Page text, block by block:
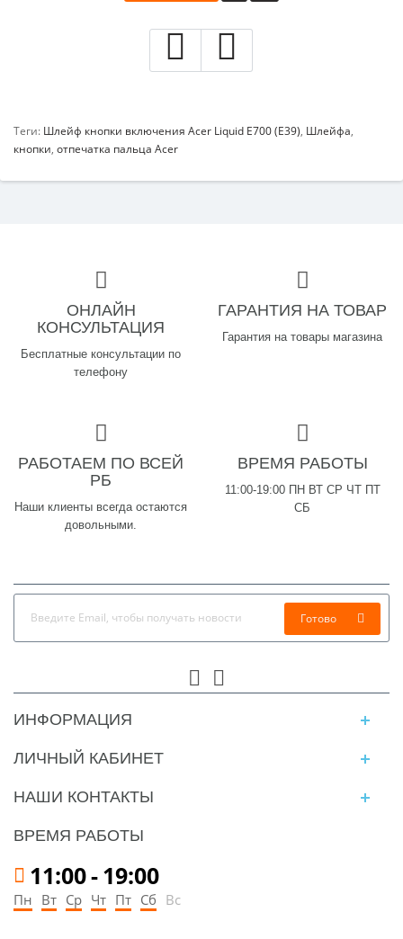
Теги: Шлейф кнопки включения Acer Liquid E700 (E39), Шлейфа,
кнопки, отпечатка пальца Acer
ОНЛАЙН
КОНСУЛЬТАЦИЯ
Бесплатные консультации по
телефону
ГАРАНТИЯ НА ТОВАР
Гарантия на товары магазина
РАБОТАЕМ ПО ВСЕЙ
РБ
Наши клиенты всегда остаются
довольными.
ВРЕМЯ РАБОТЫ
11:00-19:00 ПН ВТ СР ЧТ ПТ
СБ
Готово
ИНФОРМАЦИЯ
ЛИЧНЫЙ КАБИНЕТ
НАШИ КОНТАКТЫ
ВРЕМЯ РАБОТЫ
11:00-19:00
Пн Вт Ср Чт Пт Сб Вс